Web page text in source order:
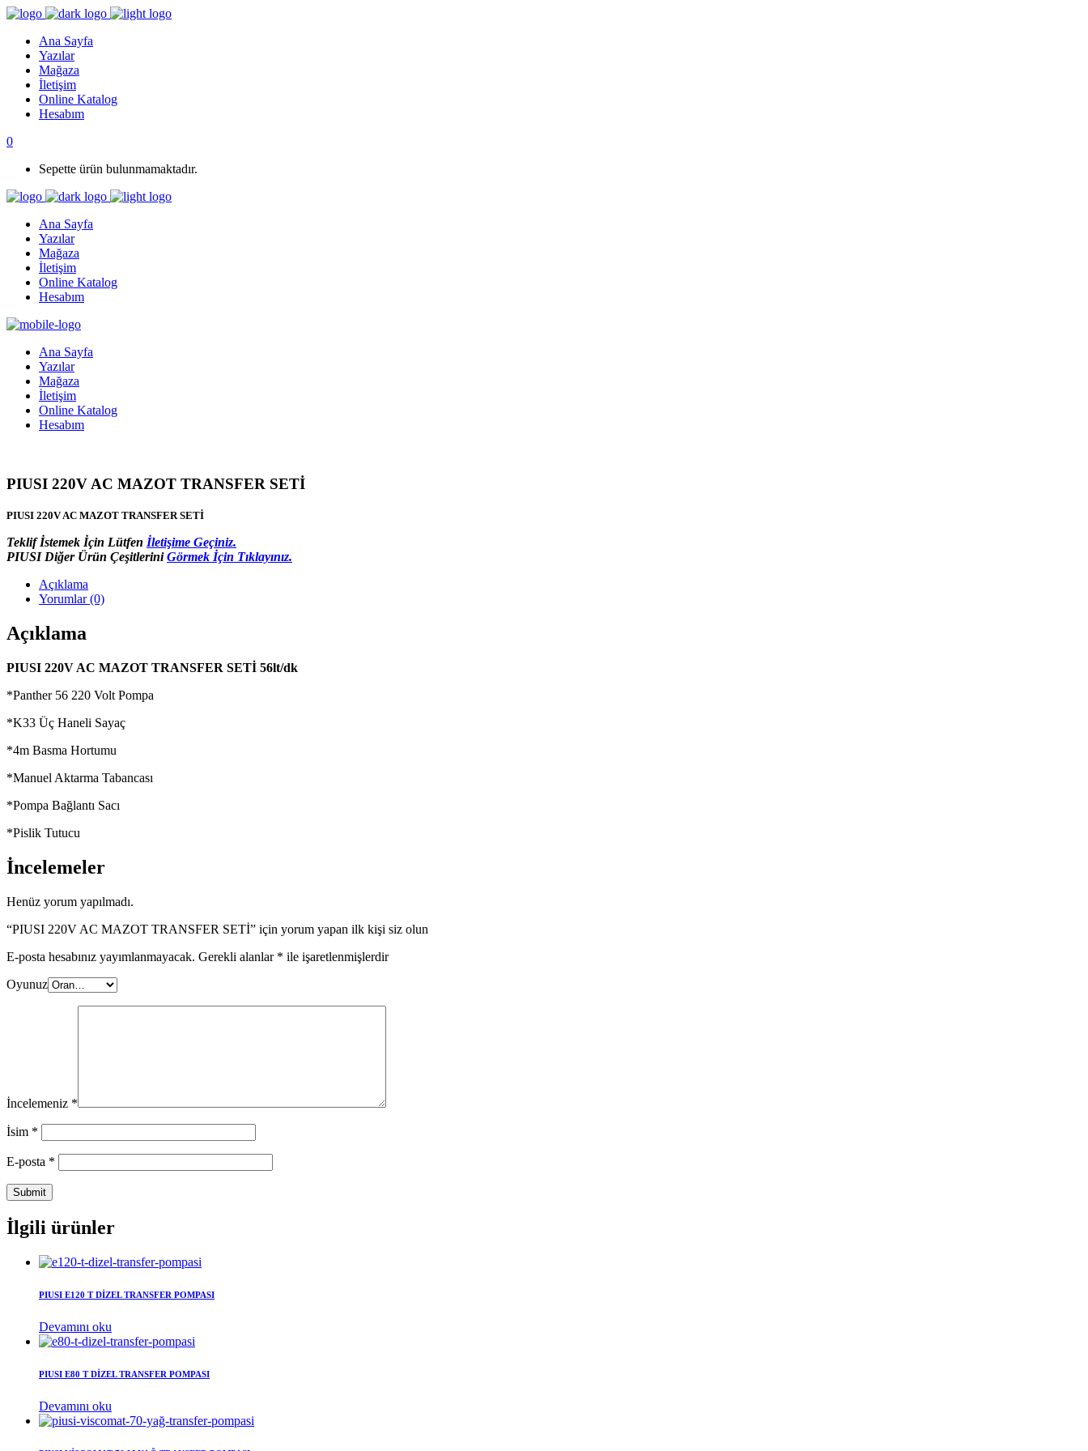
Ana Sayfa
Yazılar
Mağaza
İletişim
Online Katalog
Hesabım
0
Sepette ürün bulunmamaktadır.
Ana Sayfa
Yazılar
Mağaza
İletişim
Online Katalog
Hesabım
Ana Sayfa
Yazılar
Mağaza
İletişim
Online Katalog
Hesabım
PIUSI 220V AC MAZOT TRANSFER SETİ
PIUSI 220V AC MAZOT TRANSFER SETİ
Teklif İstemek İçin Lütfen İletişime Geçiniz.
PIUSI Diğer Ürün ÇeşitleriniGörmek İçin Tıklayınız.
Açıklama
Yorumlar (0)
Açıklama
PIUSI 220V AC MAZOT TRANSFER SETİ 56lt/dk
*Panther 56 220 Volt Pompa
*K33 Üç Haneli Sayaç
*4m Basma Hortumu
*Manuel Aktarma Tabancası
*Pompa Bağlantı Sacı
*Pislik Tutucu
İncelemeler
Henüz yorum yapılmadı.
“PIUSI 220V AC MAZOT TRANSFER SETİ” için yorum yapan ilk kişi siz olun
E-posta hesabınız yayımlanmayacak. Gerekli alanlar * ile işaretlenmişlerdir
Oyunuz
İncelemeniz *
İsim *
E-posta *
İlgili ürünler
PIUSI E120 T DİZEL TRANSFER POMPASI
Devamını oku
PIUSI E80 T DİZEL TRANSFER POMPASI
Devamını oku